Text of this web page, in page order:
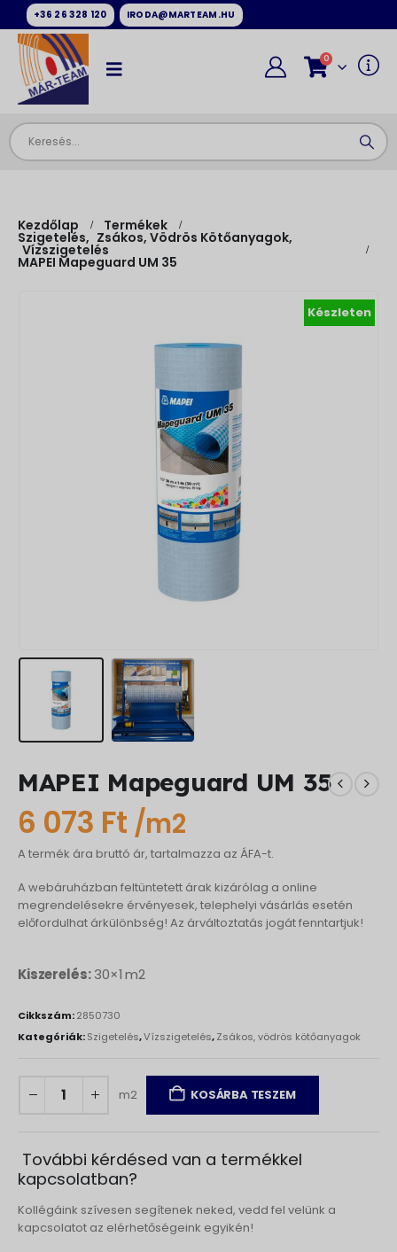
+36 26 328 120 IRODA@MARTEAM.HU
0
Kezdőlap Termékek
Szigetelés, Zsákos, Vödrös Kötőanyagok,
Vízszigetelés
MAPEI Mapeguard UM 35
Készleten
MAPEI Mapeguard UM 35
6 073 Ft /m2
A termék ára bruttó ár, tartalmazza az ÁFA-t.
A webáruházban feltüntetett árak kizárólag a online
megrendelésekre érvényesek, telephelyi vásárlás esetén
előfordulhat árkülönbség! Az árváltoztatás jogát fenntartjuk!
Kiszerelés:30×1 m2
Cikkszám:2850730
Kategóriák:Szigetelés,Vízszigetelés,Zsákos, vödrös kötőanyagok
m2 KOSÁRBA TESZEM
További kérdésed van a termékkel
kapcsolatban?
Kollégáink szívesen segítenek neked, vedd fel velünk a
kapcsolatot az elérhetőségeink egyikén!